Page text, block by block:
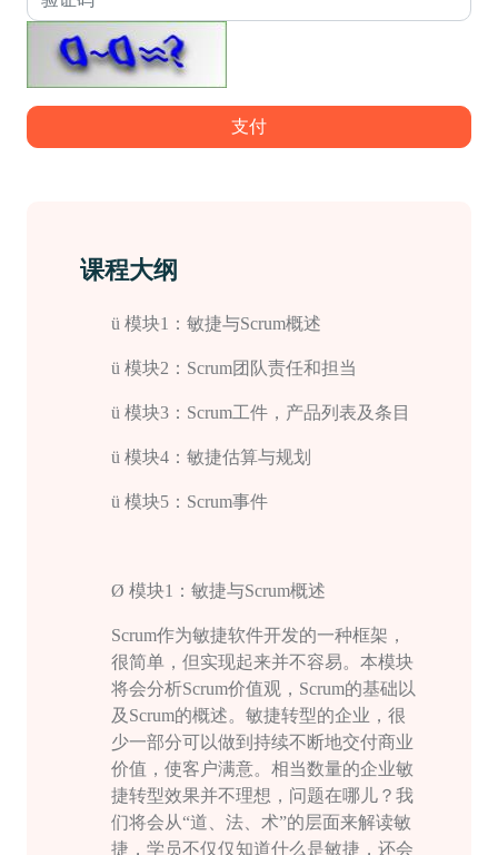
支付
课程大纲
ü 模块1 ：敏捷与Scrum概述
ü 模块2 ： Scrum团队责任和担当
ü 模块3 ： Scrum工件，产品列表及条目
ü 模块4 ：敏捷估算与规划
ü 模块5 ： Scrum事件
Ø 模块1 ：敏捷与Scrum概述
Scrum作为敏捷软件开发的一种框架，
很简单，但实现起来并不容易。本模块
将会分析Scrum价值观， Scrum的基础以
及 Scrum的概述。敏捷转型的企业，很
少一部分可以做到持续不断地交付商业
价值，使客户满意。相当数量的企业敏
捷转型效果并不理想，问题在哪儿？我
们将会从“道、法、术”的层面来解读敏
捷，学员不仅仅知道什么是敏捷，还会